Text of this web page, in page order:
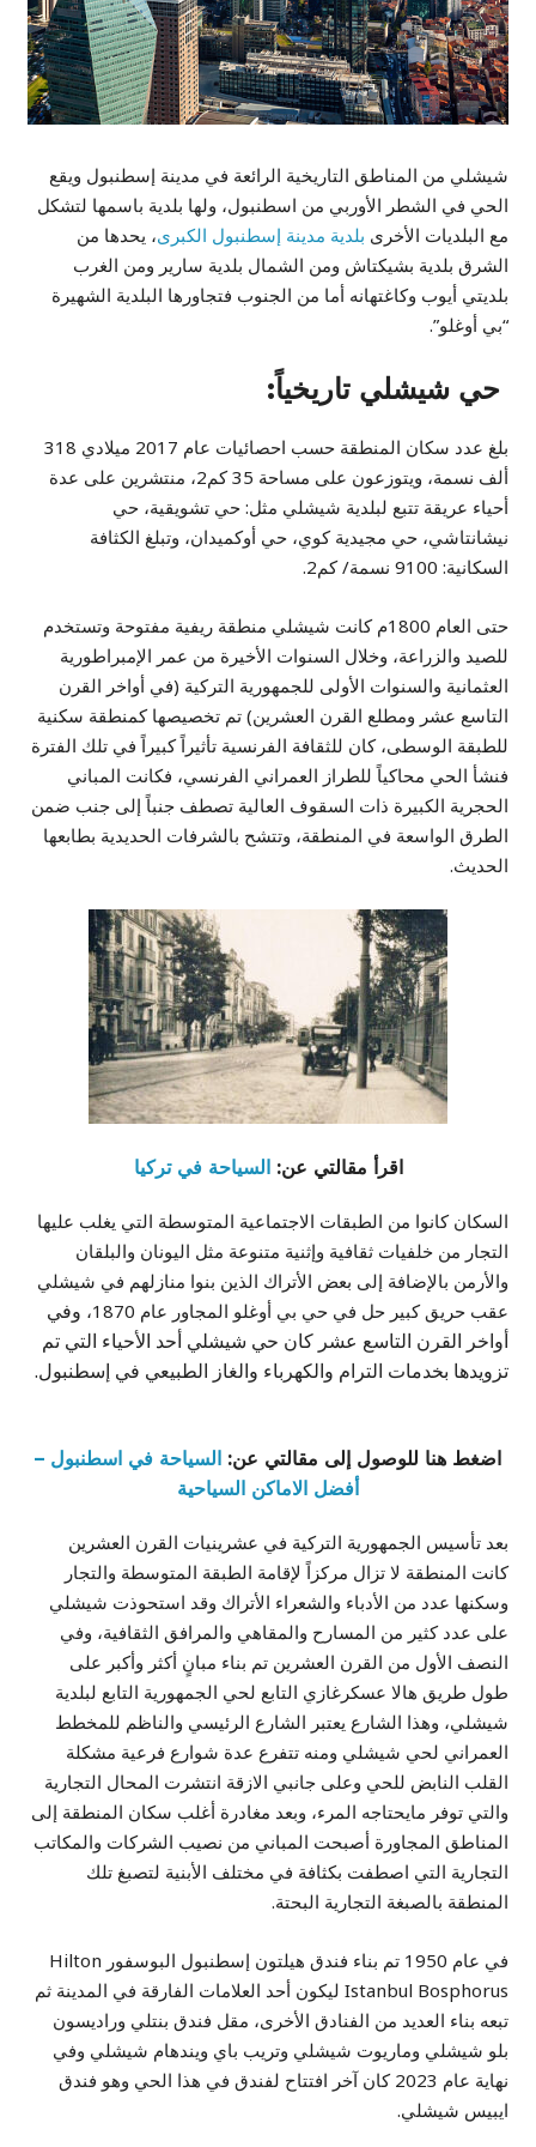
شيشلي من المناطق التاريخية الرائعة في مدينة إسطنبول ويقع
الحي في الشطر الأوربي من اسطنبول، ولها بلدية باسمها لتشكل
مع البلديات الأخرى بلدية مدينة إسطنبول الكبرى، يحدها من
الشرق بلدية بشيكتاش ومن الشمال بلدية سارير ومن الغرب
بلديتي أيوب وكاغتهانه أما من الجنوب فتجاورها البلدية الشهيرة
“بي أوغلو”.
حي شيشلي تاريخياً:
بلغ عدد سكان المنطقة حسب احصائيات عام 2017 ميلادي 318
ألف نسمة، ويتوزعون على مساحة 35 كم2، منتشرين على عدة
أحياء عريقة تتبع لبلدية شيشلي مثل: حي تشويقية، حي
نيشانتاشي، حي مجيدية كوي، حي أوكميدان، وتبلغ الكثافة
السكانية: 9100 نسمة/ كم2.
حتى العام 1800م كانت شيشلي منطقة ريفية مفتوحة وتستخدم
للصيد والزراعة، وخلال السنوات الأخيرة من عمر الإمبراطورية
العثمانية والسنوات الأولى للجمهورية التركية (في أواخر القرن
التاسع عشر ومطلع القرن العشرين) تم تخصيصها كمنطقة سكنية
للطبقة الوسطى، كان للثقافة الفرنسية تأثيراً كبيراً في تلك الفترة
فنشأ الحي محاكياً للطراز العمراني الفرنسي، فكانت المباني
الحجرية الكبيرة ذات السقوف العالية تصطف جنباً إلى جنب ضمن
الطرق الواسعة في المنطقة، وتتشح بالشرفات الحديدية بطابعها
الحديث.
اقرأ مقالتي عن:السياحة في تركيا
السكان كانوا من الطبقات الاجتماعية المتوسطة التي يغلب عليها
التجار من خلفيات ثقافية وإثنية متنوعة مثل اليونان والبلقان
والأرمن بالإضافة إلى بعض الأتراك الذين بنوا منازلهم في شيشلي
عقب حريق كبير حل في حي بي أوغلو المجاور عام 1870،
وفي
أواخر القرن التاسع عشر كان حي شيشلي أحد الأحياء التي تم
تزويدها بخدمات الترام والكهرباء والغاز الطبيعي في إسطنبول.
اضغط هنا للوصول إلى مقالتي عن: السياحة في اسطنبول –
أفضل الاماكن السياحية
بعد تأسيس الجمهورية التركية في عشرينيات القرن العشرين
كانت المنطقة لا تزال مركزاً لإقامة الطبقة المتوسطة والتجار
وسكنها عدد من الأدباء والشعراء الأتراك وقد استحوذت شيشلي
على عدد كثير من المسارح والمقاهي والمرافق الثقافية، وفي
النصف الأول من القرن العشرين تم بناء مبانٍ أكثر وأكبر على
طول طريق هالا عسكرغازي التابع لحي الجمهورية التابع لبلدية
شيشلي، وهذا الشارع يعتبر الشارع الرئيسي والناظم للمخطط
العمراني لحي شيشلي ومنه تتفرع عدة شوارع فرعية مشكلة
القلب النابض للحي وعلى جانبي الازقة انتشرت المحال التجارية
والتي توفر مايحتاجه المرء، وبعد مغادرة أغلب سكان المنطقة إلى
المناطق المجاورة أصبحت المباني من نصيب الشركات والمكاتب
التجارية التي اصطفت بكثافة في مختلف الأبنية لتصبغ تلك
المنطقة بالصبغة التجارية البحتة.
في عام 1950 تم بناء فندق هيلتون إسطنبول البوسفور Hilton
Istanbul Bosphorus ليكون أحد العلامات الفارقة في المدينة ثم
تبعه بناء العديد من الفنادق الأخرى، مقل فندق بنتلي وراديسون
بلو شيشلي وماريوت شيشلي وتريب باي ويندهام شيشلي وفي
نهاية عام 2023 كان آخر افتتاح لفندق في هذا الحي وهو فندق
ايبيس شيشلي.